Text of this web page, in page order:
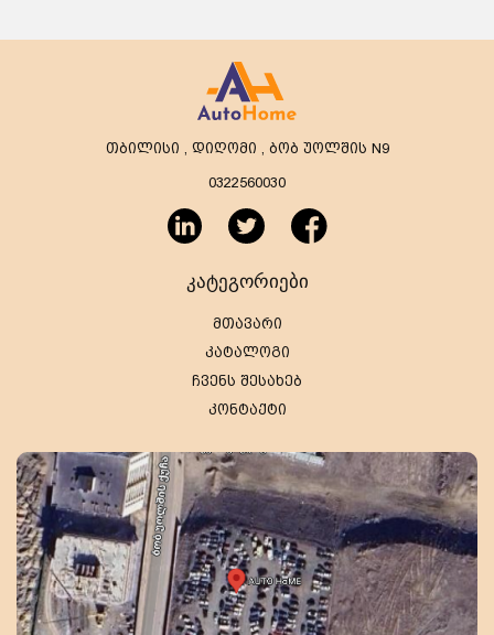
თბილისი , დიღომი , ბობ უოლშის N9
0322560030
კატეგორიები
მთავარი
კატალოგი
ჩვენს შესახებ
კონტაქტი